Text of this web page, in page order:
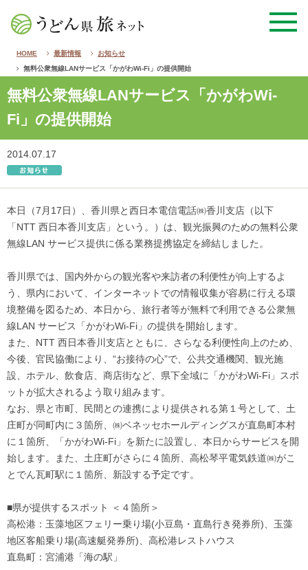
HOME 最新情報
お知らせ
無料公衆無線LANサービス「かがわWi-Fi」の提供開始
無料公衆無線LANサービス「かがわWi-
Fi」の提供開始
2014.07.17
本日（7月17日）、香川県と西日本電信電話㈱香川支店（以下
「NTT 西日本香川支店」という。）は、観光振興のための無料公衆
無線LAN サービス提供に係る業務提携協定を締結しました。
香川県では、国内外からの観光客や来訪者の利便性が向上するよ
う、県内において、インターネットでの情報収集が容易に行える環
境整備を図るため、本日から、旅行者等が無料で利用できる公衆無
線LAN サービス「かがわWi-Fi」の提供を開始します。
また、NTT 西日本香川支店とともに、さらなる利便性向上のため、
今後、官民協働により、“お接待の心”で、公共交通機関、観光施
設、ホテル、飲食店、商店街など、県下全域に「かがわWi-Fi」スポ
ットが拡大されるよう取り組みます。
なお、県と市町、民間との連携により提供される第１号として、土
庄町が同町内に３箇所、㈱ベネッセホールディングスが直島町本村
に１箇所、「かがわWi-Fi」を新たに設置し、本日からサービスを開
始します。また、土庄町がさらに４箇所、高松琴平電気鉄道㈱がこ
とでん瓦町駅に１箇所、新設する予定です。
■県が提供するスポット ＜４箇所＞
高松港：玉藻地区フェリー乗り場(小豆島・直島行き発券所)、玉藻
地区客船乗り場(高速艇発券所)、高松港レストハウス
直島町：宮浦港「海の駅」